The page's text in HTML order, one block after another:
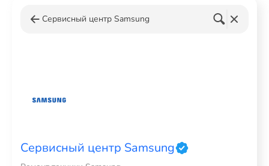
Сервисный центр Samsung
Сервисный центр Samsung